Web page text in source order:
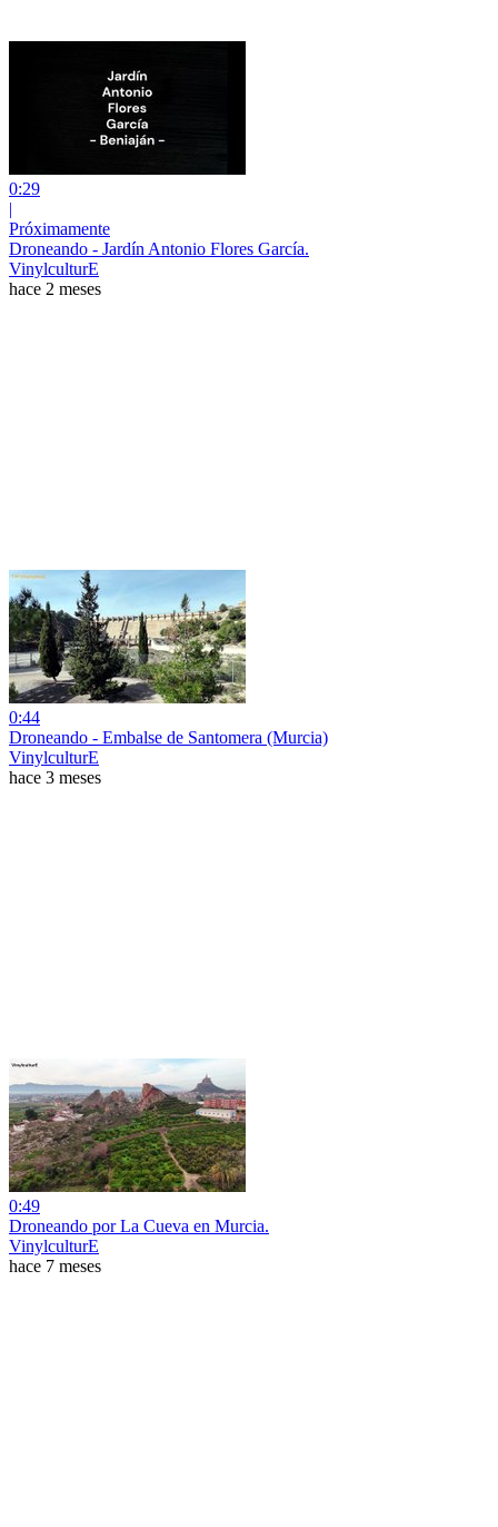
0:29
|
Próximamente
Droneando - Jardín Antonio Flores García.
VinylculturE
hace 2 meses
0:44
Droneando - Embalse de Santomera (Murcia)
VinylculturE
hace 3 meses
0:49
Droneando por La Cueva en Murcia.
VinylculturE
hace 7 meses